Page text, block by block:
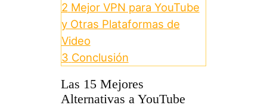
2 Mejor VPN para YouTube
y Otras Plataformas de
Video
3 Conclusión
Las 15 Mejores
Alternativas a YouTube